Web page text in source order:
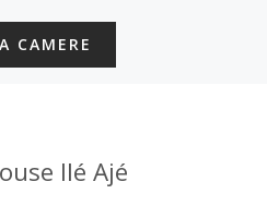
CAMERE
Ilé Ajé